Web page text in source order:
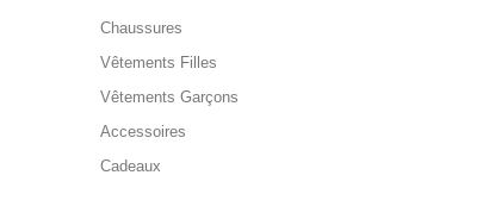
Chaussures
Vêtements Filles
Vêtements Garçons
Accessoires
Cadeaux